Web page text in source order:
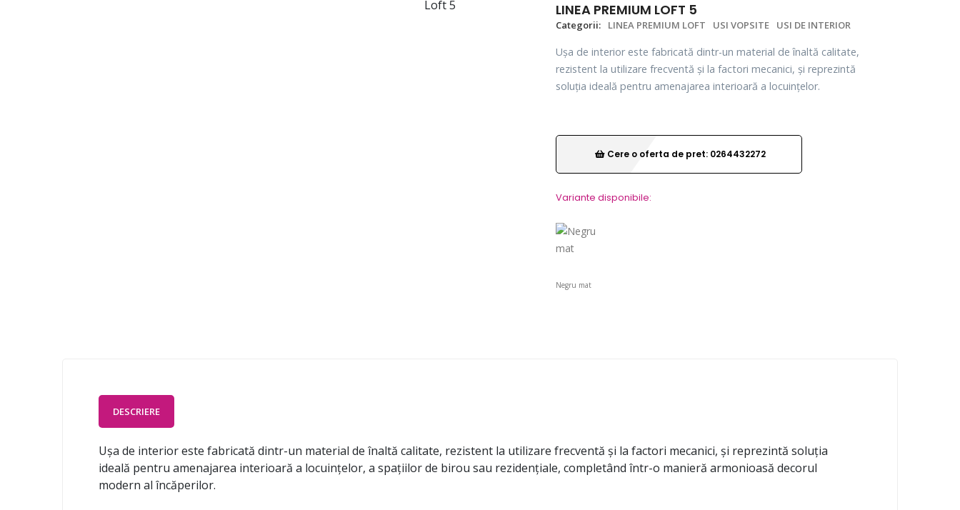
LINEA PREMIUM LOFT 5
Categorii: LINEA PREMIUM LOFT USI VOPSITE USI DE INTERIOR
Ușa de interior este fabricată dintr-un material de înaltă calitate,
rezistent la utilizare frecventă și la factori mecanici, și reprezintă
soluția ideală pentru amenajarea interioară a locuințelor.
Cere o oferta de pret: 0264432272
Variante disponibile:
Negru mat
DESCRIERE
Ușa de interior este fabricată dintr-un material de înaltă calitate, rezistent la utilizare frecventă și la factori mecanici, și reprezintă soluția
ideală pentru amenajarea interioară a locuințelor, a spațiilor de birou sau rezidențiale, completând într-o manieră armonioasă decorul
modern al încăperilor.